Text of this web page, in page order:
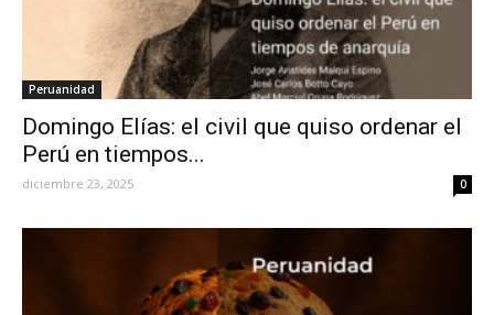
Peruanidad
Domingo Elías: el civil que quiso ordenar el
Perú en tiempos...
diciembre 23, 2025 0